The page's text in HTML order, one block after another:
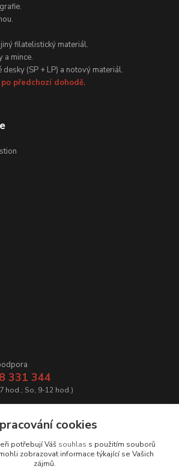
filatelistický materiál.
a mince.
(SP + LP) a notový materiál.
předchozí dohodě.
331 344
hod.; So, 9-12 hod.)
cookies
potřebují Váš souhlas s použitím souborů
zobrazovat informace týkající se Vašich
zájmů.